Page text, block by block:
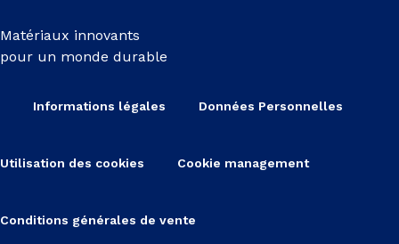
Matériaux innovants
pour un monde durable
Informations légales Données Personnelles
Utilisation des cookies Cookie management
Conditions générales de vente